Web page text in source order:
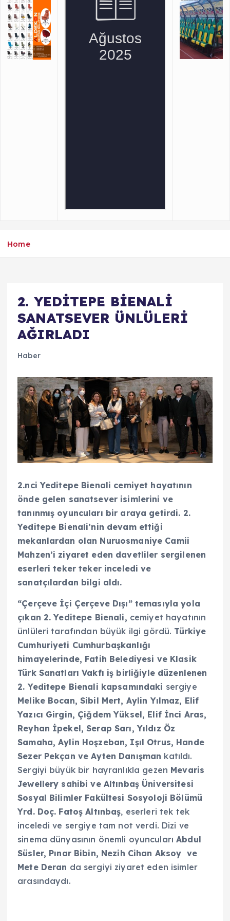
Home
2. YEDİTEPE BİENALİ
SANATSEVER ÜNLÜLERİ
AĞIRLADI
Haber
2.nci Yeditepe Bienali cemiyet hayatının
önde gelen sanatsever isimlerini ve
tanınmış oyuncuları bir araya getirdi. 2.
Yeditepe Bienali’nin devam ettiği
mekanlardan olan Nuruosmaniye Camii
Mahzen’i ziyaret eden davetliler sergilenen
eserleri teker teker inceledi ve
sanatçılardan bilgi aldı.
“Çerçeve İçi Çerçeve Dışı” temasıyla yola
çıkan 2. Yeditepe Bienali, cemiyet hayatının
ünlüleri tarafından büyük ilgi gördü. Türkiye
Cumhuriyeti Cumhurbaşkanlığı
himayelerinde, Fatih Belediyesi ve Klasik
Türk Sanatları Vakfı iş birliğiyle düzenlenen
2. Yeditepe Bienali kapsamındaki sergiye
Melike Bocan, Sibil Mert, Aylin Yılmaz, Elif
Yazıcı Girgin, Çiğdem Yüksel, Elif İnci Aras,
Reyhan İpekel, Serap Sarı, Yıldız Öz
Samaha, Aylin Hoşzeban, Işıl Otrus, Hande
Sezer Pekçan ve Ayten Danışman katıldı.
Sergiyi büyük bir hayranlıkla gezen Mevaris
Jewellery sahibi ve Altınbaş Üniversitesi
Sosyal Bilimler Fakültesi Sosyoloji Bölümü
Yrd. Doç. Fatoş Altınbaş, eserleri tek tek
inceledi ve sergiye tam not verdi. Dizi ve
sinema dünyasının önemli oyuncularıAbdul
Süsler, Pınar Bibin, Nezih Cihan Aksoy ve
Mete Deran da sergiyi ziyaret eden isimler
arasındaydı.